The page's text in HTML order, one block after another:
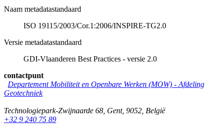
Naam metadatastandaard
ISO 19115/2003/Cor.1:2006/INSPIRE-TG2.0
Versie metadatastandaard
GDI-Vlaanderen Best Practices - versie 2.0
contactpunt
Departement Mobiliteit en Openbare Werken (MOW) - Afdeling
Geotechniek
Technologiepark-Zwijnaarde 68 Gent, 9052 België
+32 9 240 75 89